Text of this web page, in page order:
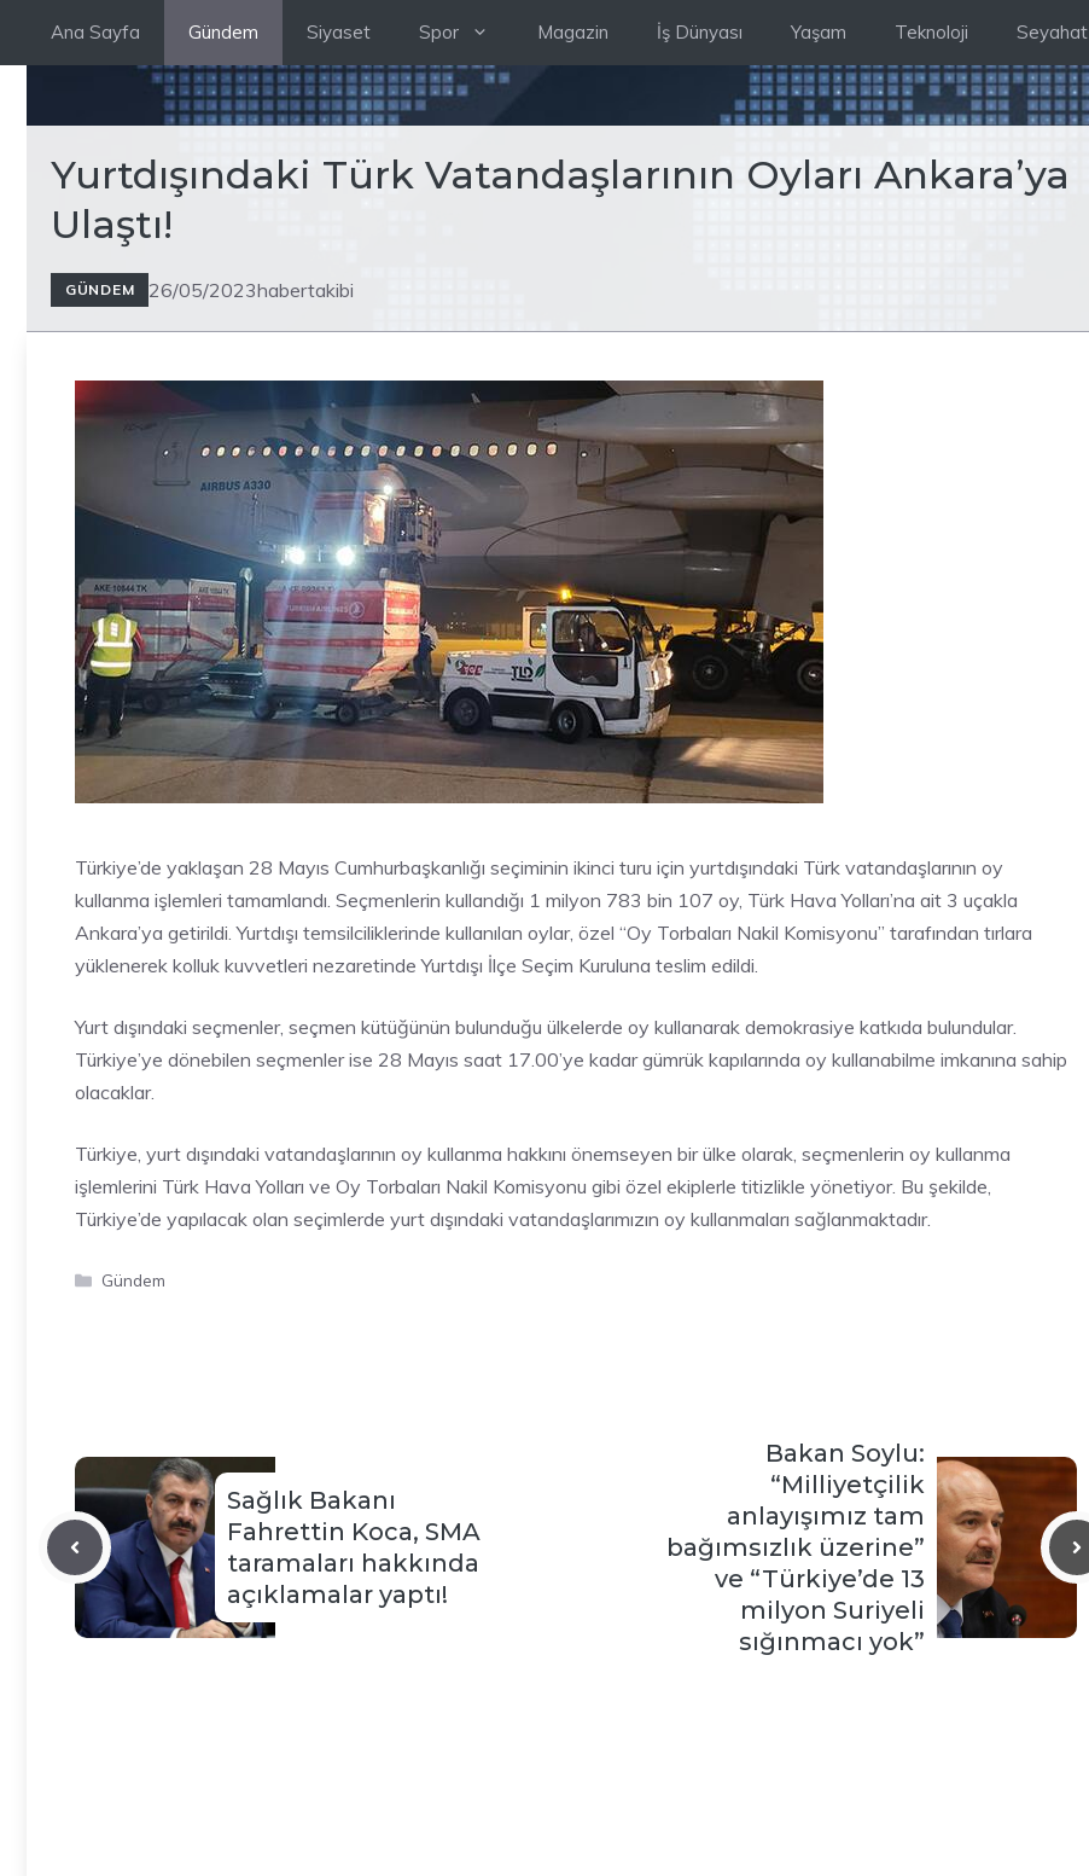
Ana Sayfa Gündem Siyaset Spor Magazin İş Dünyası Yaşam Teknoloji Seyahat
Yurtdışındaki Türk Vatandaşlarının Oyları Ankara’ya
Ulaştı!
GÜNDEM 26/05/2023habertakibi
Türkiye’de yaklaşan 28 Mayıs Cumhurbaşkanlığı seçiminin ikinci turu için yurtdışındaki Türk vatandaşlarının oy
kullanma işlemleri tamamlandı. Seçmenlerin kullandığı 1 milyon 783 bin 107 oy, Türk Hava Yolları’na ait 3 uçakla
Ankara’ya getirildi. Yurtdışı temsilciliklerinde kullanılan oylar, özel “Oy Torbaları Nakil Komisyonu” tarafından tırlara
yüklenerek kolluk kuvvetleri nezaretinde Yurtdışı İlçe Seçim Kuruluna teslim edildi.
Yurt dışındaki seçmenler, seçmen kütüğünün bulunduğu ülkelerde oy kullanarak demokrasiye katkıda bulundular.
Türkiye’ye dönebilen seçmenler ise 28 Mayıs saat 17.00’ye kadar gümrük kapılarında oy kullanabilme imkanına sahip
olacaklar.
Türkiye, yurt dışındaki vatandaşlarının oy kullanma hakkını önemseyen bir ülke olarak, seçmenlerin oy kullanma
işlemlerini Türk Hava Yolları ve Oy Torbaları Nakil Komisyonu gibi özel ekiplerle titizlikle yönetiyor. Bu şekilde,
Türkiye’de yapılacak olan seçimlerde yurt dışındaki vatandaşlarımızın oy kullanmaları sağlanmaktadır.
Kategoriler
Gündem
Sağlık Bakanı
Fahrettin Koca, SMA
taramaları hakkında
açıklamalar yaptı!
Bakan Soylu:
“Milliyetçilik
anlayışımız tam
bağımsızlık üzerine”
ve “Türkiye’de 13
milyon Suriyeli
sığınmacı yok”